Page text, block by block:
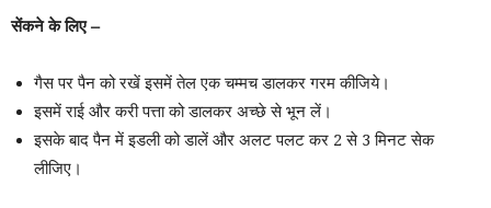
सेंकने के लिए –
गैस पर पैन को रखें इसमें तेल एक चम्मच डालकर गरम कीजिये।
इसमें राई और करी पत्ता को डालकर अच्छे से भून लें।
इसके बाद पैन में इडली को डालें और अलट पलट कर 2 से 3 मिनट सेक
लीजिए।